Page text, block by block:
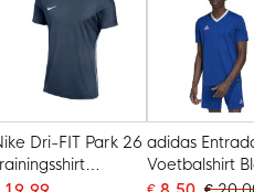
Dri-FIT Park 26
Wit
adidas
Voetbalshirt
Wit